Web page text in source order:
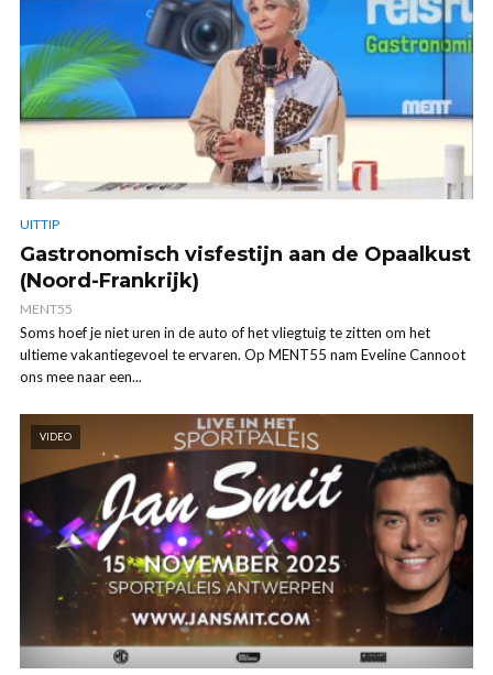
UITTIP
Gastronomisch visfestijn aan de Opaalkust
(Noord-Frankrijk)
MENT55
Soms hoef je niet uren in de auto of het vliegtuig te zitten om het
ultieme vakantiegevoel te ervaren. Op MENT55 nam Eveline Cannoot
ons mee naar een...
VIDEO